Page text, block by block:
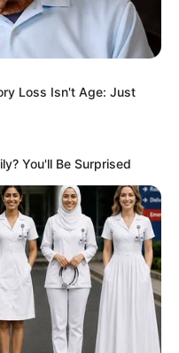
Loss Isn't Age: Just
You'll Be Surprised